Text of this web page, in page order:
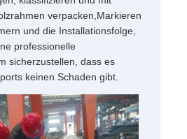
verpacken,Markieren
und die Installationsfolge,
professionelle
sicherzustellen, dass es
keinen Schaden gibt.